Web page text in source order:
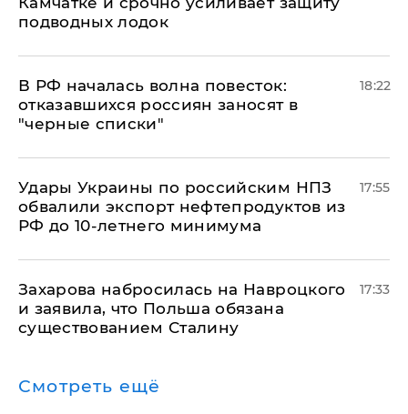
подводных лодок
​В РФ началась волна повесток:
отказавшихся россиян заносят в
"черные списки"
18:22
Удары Украины по российским НПЗ
обвалили экспорт нефтепродуктов из
РФ до 10-летнего минимума
17:55
​Захарова набросилась на Навроцкого
и заявила, что Польша обязана
существованием Сталину
17:33
Смотреть ещё